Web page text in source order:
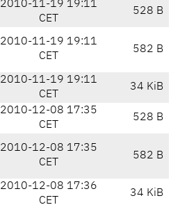
2010-11-19 19:11
CET
528 B
2010-11-19 19:11
CET
582 B
2010-11-19 19:11
CET
34 KiB
2010-12-08 17:35
CET
528 B
2010-12-08 17:35
CET
582 B
2010-12-08 17:36
CET
34 KiB